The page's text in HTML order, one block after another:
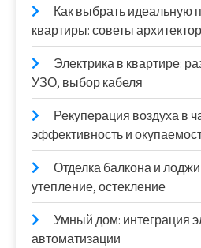
Как выбрать идеальную
квартиры: советы
Электрика в квартире:
УЗО, выбор кабеля
Рекуперация воздуха в
эффективность и
Отделка балкона и
утепление, остекление
Умный дом: интеграция
автоматизации